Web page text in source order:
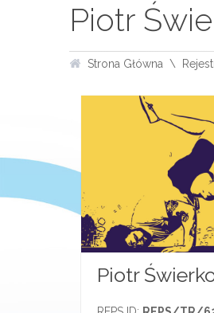
Piotr
Strona Główna
Piotr